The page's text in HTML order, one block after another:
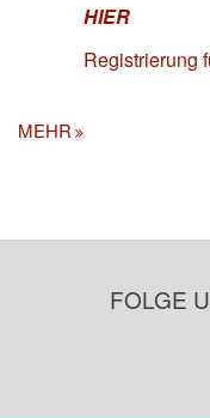
HIER
Registrierung
MEHR
FOLGE